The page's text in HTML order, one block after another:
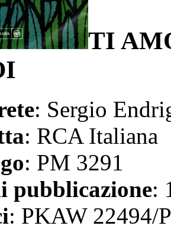
TI
: Sergio
: RCA Italiana
: PM 3291
pubblicazione:
: PKAW 22494/